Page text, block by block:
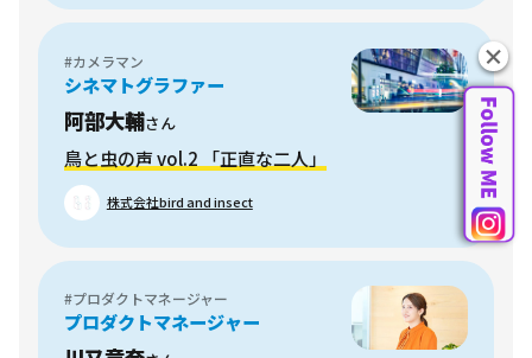
#カメラマン
シネマトグラファー
阿部大輔さん
鳥と虫の声 vol.2 「正直な二人」
株式会社bird and insect
#プロダクトマネージャー
プロダクトマネージャー